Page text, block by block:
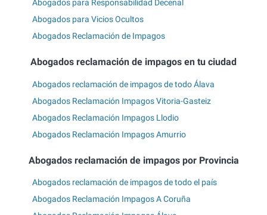
Abogados para Responsabilidad Decenal
Abogados para Vicios Ocultos
Abogados Reclamación de Impagos
Abogados reclamación de impagos en tu ciudad
Abogados reclamación de impagos de todo Álava
Abogados Reclamación Impagos Vitoria-Gasteiz
Abogados Reclamación Impagos Llodio
Abogados Reclamación Impagos Amurrio
Abogados reclamación de impagos por Provincia
Abogados reclamación de impagos de todo el país
Abogados Reclamación Impagos A Coruña